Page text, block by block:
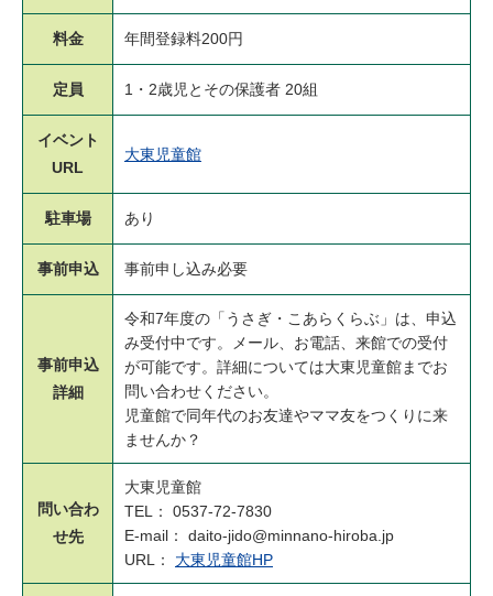
料金 年間登録料200円
定員 1・2歳児とその保護者 20組
イベント
URL
大東児童館
駐車場 あり
事前申込 事前申し込み必要
事前申込
詳細
令和7年度の「うさぎ・こあらくらぶ」は、申込
み受付中です。メール、お電話、来館での受付
が可能です。詳細については大東児童館までお
問い合わせください。
児童館で同年代のお友達やママ友をつくりに来
ませんか？
問い合わ
せ先
大東児童館
TEL： 0537-72-7830
E-mail： daito-jido@minnano-hiroba.jp
URL： 大東児童館HP